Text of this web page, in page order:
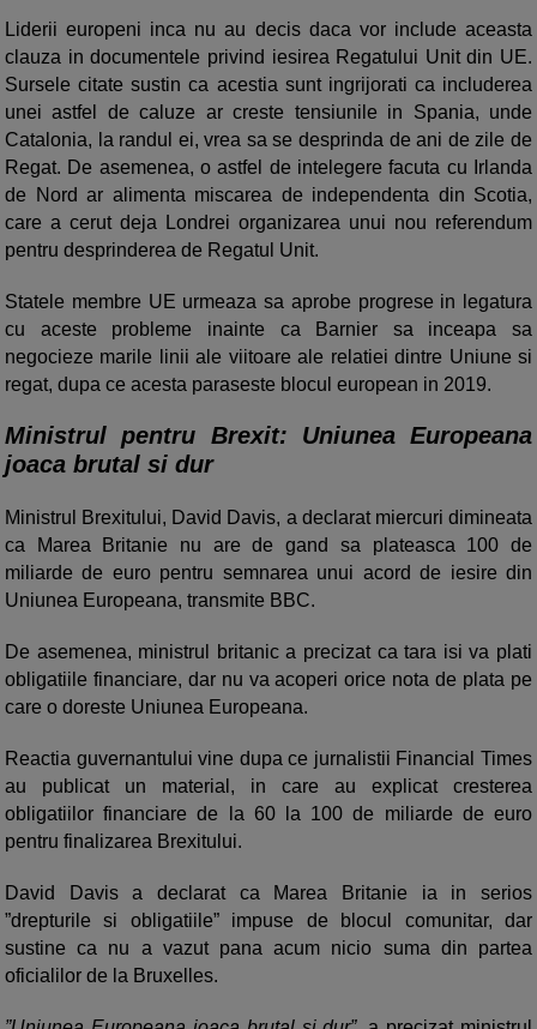
Liderii europeni inca nu au decis daca vor include aceasta
clauza in documentele privind iesirea Regatului Unit din UE.
Sursele citate sustin ca acestia sunt ingrijorati ca includerea
unei astfel de caluze ar creste tensiunile in Spania, unde
Catalonia, la randul ei, vrea sa se desprinda de ani de zile de
Regat. De asemenea, o astfel de intelegere facuta cu Irlanda
de Nord ar alimenta miscarea de independenta din Scotia,
care a cerut deja Londrei organizarea unui nou referendum
pentru desprinderea de Regatul Unit.
Statele membre UE urmeaza sa aprobe progrese in legatura
cu aceste probleme inainte ca Barnier sa inceapa sa
negocieze marile linii ale viitoare ale relatiei dintre Uniune si
regat, dupa ce acesta paraseste blocul european in 2019.
Ministrul pentru Brexit: Uniunea Europeana
joaca brutal si dur
Ministrul Brexitului, David Davis, a declarat miercuri dimineata
ca Marea Britanie nu are de gand sa plateasca 100 de
miliarde de euro pentru semnarea unui acord de iesire din
Uniunea Europeana, transmite BBC.
De asemenea, ministrul britanic a precizat ca tara isi va plati
obligatiile financiare, dar nu va acoperi orice nota de plata pe
care o doreste Uniunea Europeana.
Reactia guvernantului vine dupa ce jurnalistii Financial Times
au publicat un material, in care au explicat cresterea
obligatiilor financiare de la 60 la 100 de miliarde de euro
pentru finalizarea Brexitului.
David Davis a declarat ca Marea Britanie ia in serios
”drepturile si obligatiile” impuse de blocul comunitar, dar
sustine ca nu a vazut pana acum nicio suma din partea
oficialilor de la Bruxelles.